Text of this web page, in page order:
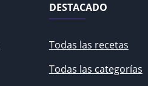
DESTACADO
Todas las recetas
Todas las categorías